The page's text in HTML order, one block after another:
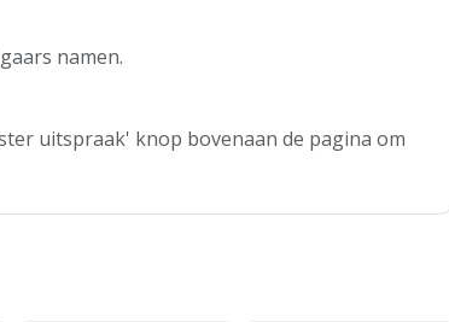
namen.
uitspraak' knop bovenaan de pagina om